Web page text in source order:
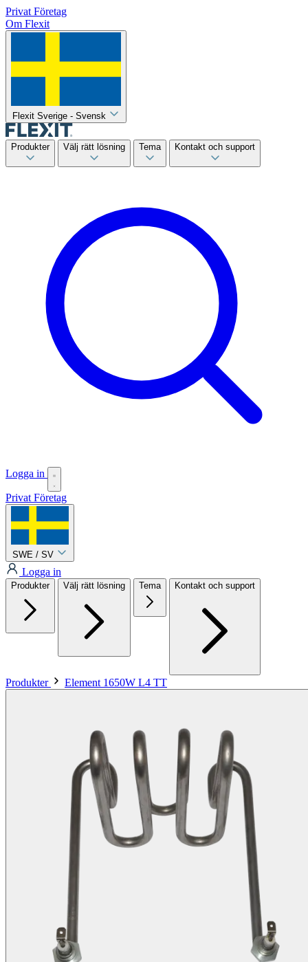
Privat Företag
Om Flexit
Flexit Sverige - Svensk
Produkter Välj rätt lösning Tema Kontakt och support
Logga in
Privat Företag
SWE / SV
Logga in
Produkter Välj rätt lösning Tema Kontakt och support
Produkter Element 1650W L4 TT